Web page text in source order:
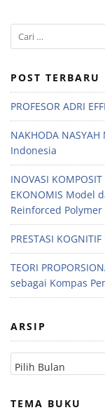
POST TERBARU
PROFESOR ADRI
NAKHODA
Indonesia
INOVASI
EKONOMIS Model
Reinforced Polymer
PRESTASI
TEORI
sebagai Kompas
ARSIP
TEMA BUKU